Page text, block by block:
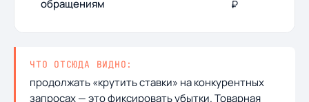
обращениям
₽
ЧТО ОТСЮДА ВИДНО:
продолжать «крутить ставки» на конкурентных
запросах — это фиксировать убытки. Товарная